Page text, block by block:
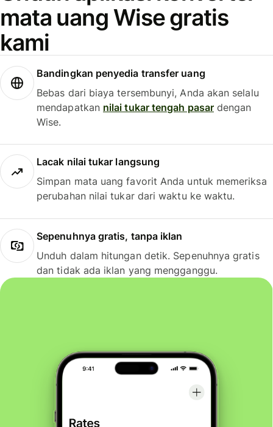
mata uang Wise gratis
kami
Bandingkan penyedia transfer uang
Bebas dari biaya tersembunyi, Anda akan selalu
mendapatkan nilai tukar tengah pasardengan
Wise.
Lacak nilai tukar langsung
Simpan mata uang favorit Anda untuk memeriksa
perubahan nilai tukar dari waktu ke waktu.
Sepenuhnya gratis, tanpa iklan
Unduh dalam hitungan detik. Sepenuhnya gratis
dan tidak ada iklan yang mengganggu.